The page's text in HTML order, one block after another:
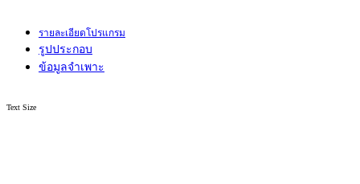
รายละเอียดโปรแกรม
รูปประกอบ
ข้อมูลจำเพาะ
Text Size